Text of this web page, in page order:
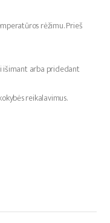
rėžimu. Prieš
išimant arba pridedant
reikalavimus.